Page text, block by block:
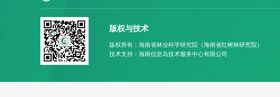
版权与技术
版权所有：海南省林业科学研究院（海南省红树林研究院）
技术支持：海南信息岛技术服务中心有限公司